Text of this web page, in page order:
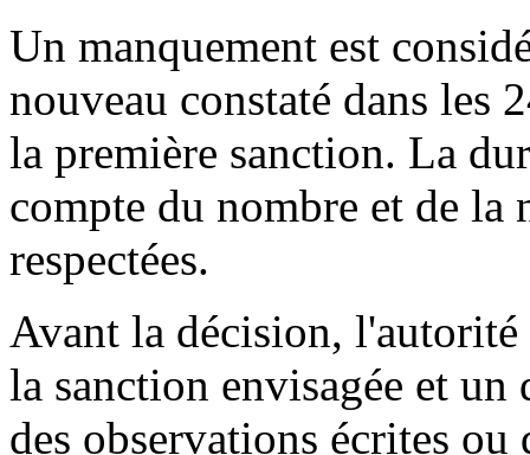
Un manquement est
nouveau constaté dans les
la première sanction. La
compte du nombre et de la
respectées.
Avant la décision,
la sanction envisagée et
des observations écrites ou